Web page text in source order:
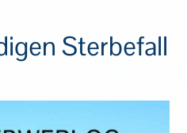
Sterbefall